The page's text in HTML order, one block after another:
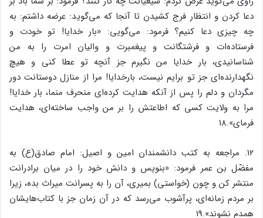
دعا کردن و انتظار فرج کشیدن تا آنجا که می‌گوید: عرضه داشتم: به
چه چیزی دعا کنیم؟ فرمود: می‌گویی: «بار خدایا! تو خودت و
فرستاده‌ات و فرشتگانت و پیغمبرت و والیان امرت را به من
شناسانیدی، بار خدایا من نگیرم جز آنچه تو عطا کنی و هیچ
نگهدارنده‌ای جز تو برایم نیست، بارخدایا! مرا از منازل دوستانت دور
مگردان و دلم را پس از آنکه هدایت کرده‌ای منحرف منما، بار خدایا!
مرا به ولایت کسی که اطاعتش را بر من واجب ساخته‌ای، هدایت
فرمای».18
۱۲. مراجعه به کتب دانشمندان امین و اصیل: امام صادق(ع) به
مفضّل بن عمر فرمود: «بنویس و دانش خود را در میان برادرانت
منتشر کن و چون (خواستی) بمیری، آن را به پسرانت میراث بده، زیرا
بر مردم زمانه‌ای، پرآشوب می‌رسد که در آن زمان جز با کتاب‌هایشان
همدم نشوند».19